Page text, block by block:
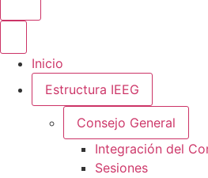
Inicio
Estructura IEEG
Consejo General
Integración del
Sesiones